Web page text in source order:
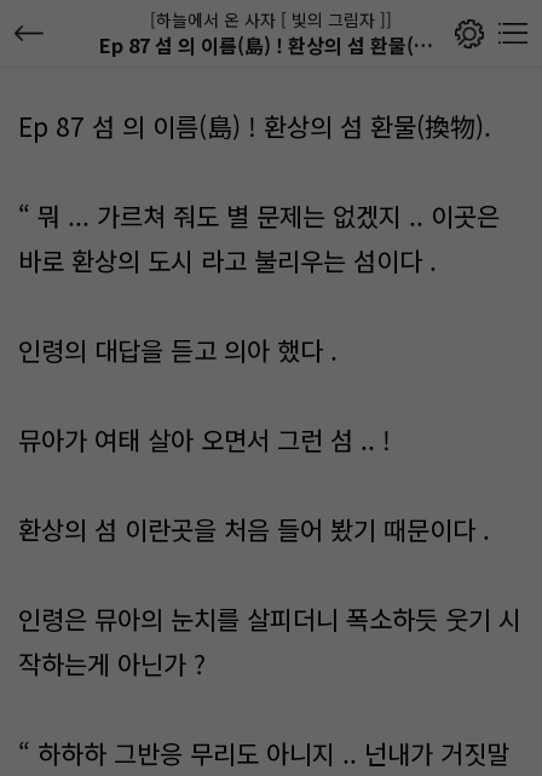
[하늘에서 온 사자 [ 빛의 그림자 ]]
Ep 87 섬 의 이름(島) ! 환상의 섬 환물(換物).
Ep 87 섬 의 이름(島) ! 환상의 섬 환물(換物).
“ 뭐 ... 가르쳐 줘도 별 문제는 없겠지 .. 이곳은
바로 환상의 도시 라고 불리우는 섬이다 .
인령의 대답을 듣고 의아 했다 .
뮤아가 여태 살아 오면서 그런 섬 .. !
환상의 섬 이란곳을 처음 들어 봤기 때문이다 .
인령은 뮤아의 눈치를 살피더니 폭소하듯 웃기 시
작하는게 아닌가 ?
“ 하하하 그반응 무리도 아니지 .. 넌내가 거짓말